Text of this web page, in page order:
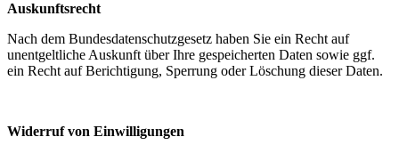
Auskunftsrecht
Nach dem Bundesdatenschutzgesetz haben Sie ein Recht auf
unentgeltliche Auskunft über Ihre gespeicherten Daten sowie ggf.
ein Recht auf Berichtigung, Sperrung oder Löschung dieser Daten.
Widerruf von Einwilligungen